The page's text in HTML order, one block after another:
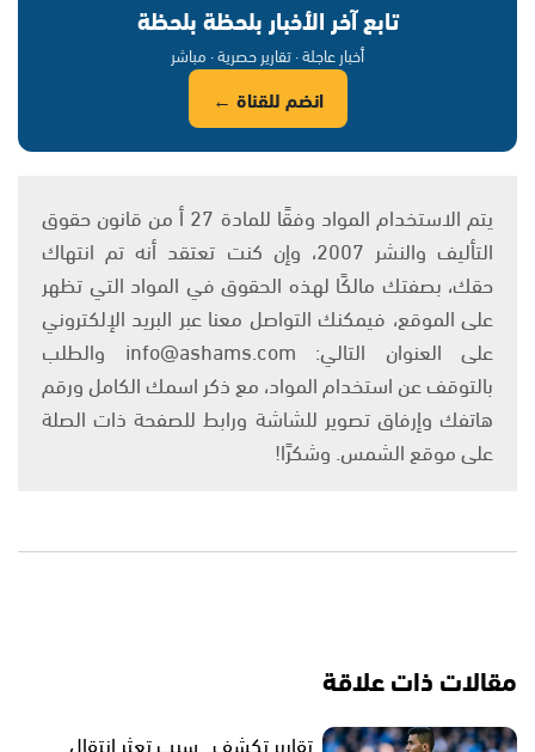
تابع آخر الأخبار بلحظة بلحظة
أخبار عاجلة · تقارير حصرية · مباشر
انضم للقناة ←
يتم الاستخدام المواد وفقًا للمادة 27 أ من قانون حقوق
التأليف والنشر 2007، وإن كنت تعتقد أنه تم انتهاك
حقك، بصفتك مالكًا لهذه الحقوق في المواد التي تظهر
على الموقع، فيمكنك التواصل معنا عبر البريد الإلكتروني
على العنوان التالي: info@ashams.com والطلب
بالتوقف عن استخدام المواد، مع ذكر اسمك الكامل ورقم
هاتفك وإرفاق تصوير للشاشة ورابط للصفحة ذات الصلة
على موقع الشمس. وشكرًا!
مقالات ذات علاقة
تقارير تكشف.. سبب تعثر انتقال